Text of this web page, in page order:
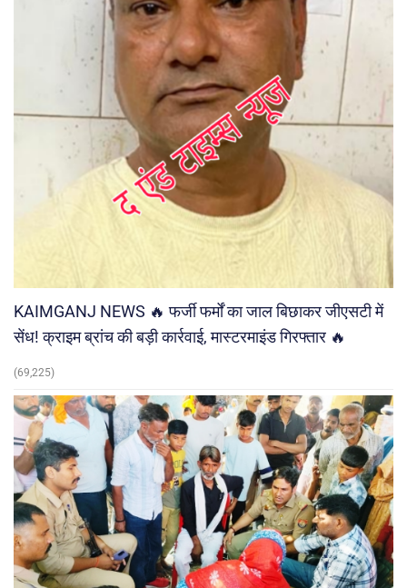
KAIMGANJ NEWS 🔥 फर्जी फर्मों का जाल बिछाकर जीएसटी में
सेंध! क्राइम ब्रांच की बड़ी कार्रवाई, मास्टरमाइंड गिरफ्तार 🔥
(69,225)